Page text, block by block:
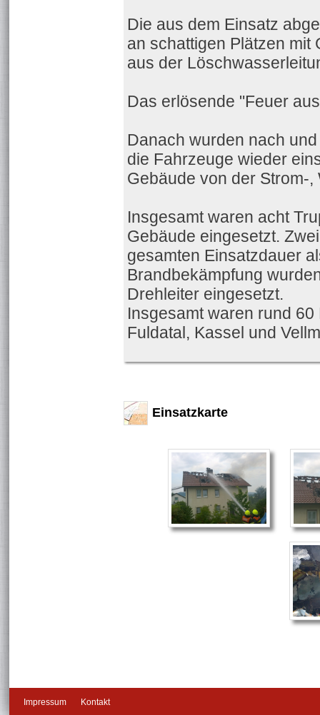
Die aus dem Einsatz
an schattigen Plätzen mit
aus der
Das erlösende "Feuer
Danach wurden nach
die Fahrzeuge wieder
Gebäude von der Strom-
Insgesamt waren acht
Gebäude eingesetzt.
gesamten Einsatzdauer
Brandbekämpfung
Drehleiter eingesetzt.
Insgesamt waren rund
Fuldatal, Kassel und
Einsatzkarte
Impressum Kontakt